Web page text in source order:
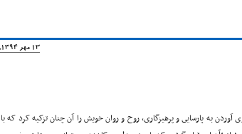
13 مهر 1394, 13:51
به پارسایى و پرهیزگارى، روح و روان خویش را آن چنان تزکیه کرد که با